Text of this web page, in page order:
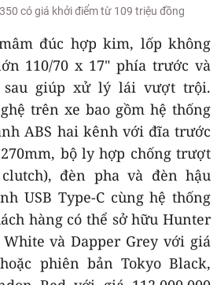
có giá khởi điểm từ 109 triệu đồng
đúc hợp kim, lốp không
110/70 x 17" phía trước và
sau giúp xử lý lái vượt trội.
trên xe bao gồm hệ thống
ABS hai kênh với đĩa trước
bộ ly hợp chống trượt
đèn pha và đèn hậu
USB Type-C cùng hệ thống
hàng có thể sở hữu Hunter
và Dapper Grey với giá
hoặc phiên bản Tokyo Black,